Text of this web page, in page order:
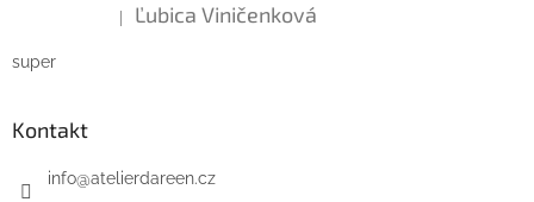
Hodnocení produktu je 5 z 5 hvězdiček.
| Ľubica Viničenková
super
Kontakt
info@atelierdareen.cz